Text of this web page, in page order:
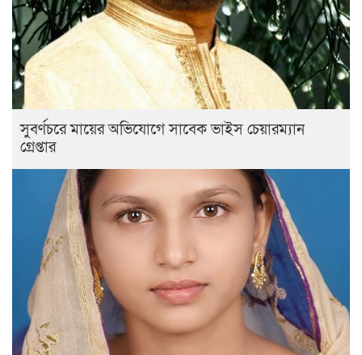
সুবর্ণচরে মায়ের অভিযোগে সাবেক ভাইস চেয়ারম্যান
গ্রেপ্তার